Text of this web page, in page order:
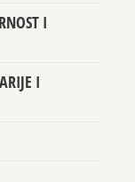
I
I